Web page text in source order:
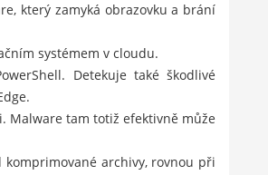
který zamyká obrazovku a brání
systémem v cloudu.
Detekuje také škodlivé
Malware tam totiž efektivně může
archivy, rovnou při